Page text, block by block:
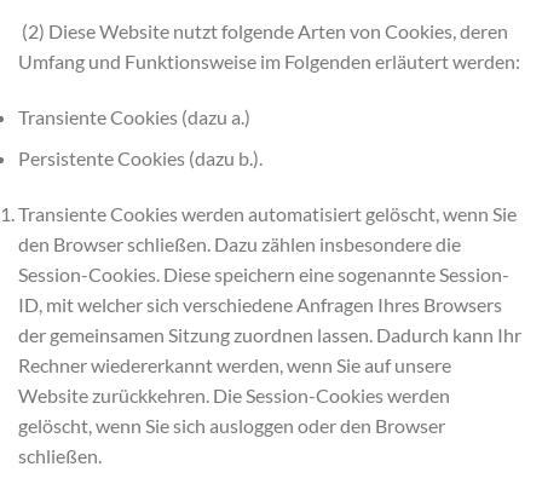
(2) Diese Website nutzt folgende Arten von Cookies, deren
Umfang und Funktionsweise im Folgenden erläutert werden:
Transiente Cookies (dazu a.)
Persistente Cookies (dazu b.).
Transiente Cookies werden automatisiert gelöscht, wenn Sie
den Browser schließen. Dazu zählen insbesondere die
Session-Cookies. Diese speichern eine sogenannte Session-
ID, mit welcher sich verschiedene Anfragen Ihres Browsers
der gemeinsamen Sitzung zuordnen lassen. Dadurch kann Ihr
Rechner wiedererkannt werden, wenn Sie auf unsere
Website zurückkehren. Die Session-Cookies werden
gelöscht, wenn Sie sich ausloggen oder den Browser
schließen.